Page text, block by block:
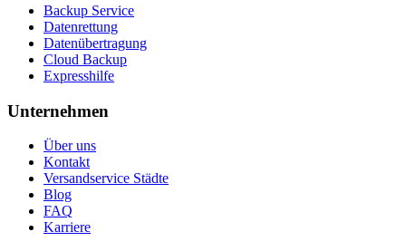
Backup Service
Datenrettung
Datenübertragung
Cloud Backup
Expresshilfe
Unternehmen
Über uns
Kontakt
Versandservice Städte
Blog
FAQ
Karriere